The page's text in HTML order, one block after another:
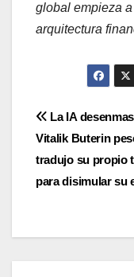
global empieza
arquitectura
de
La IA
Vitalik Buterin
tradujo su propio
para disimular su